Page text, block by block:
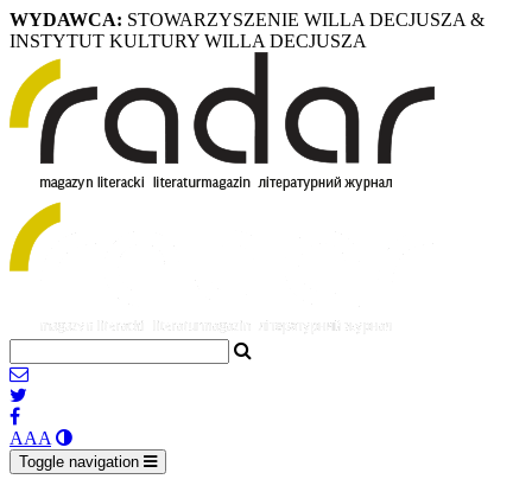
WYDAWCA: STOWARZYSZENIE WILLA DECJUSZA &
INSTYTUT KULTURY WILLA DECJUSZA
AAA
Toggle navigation